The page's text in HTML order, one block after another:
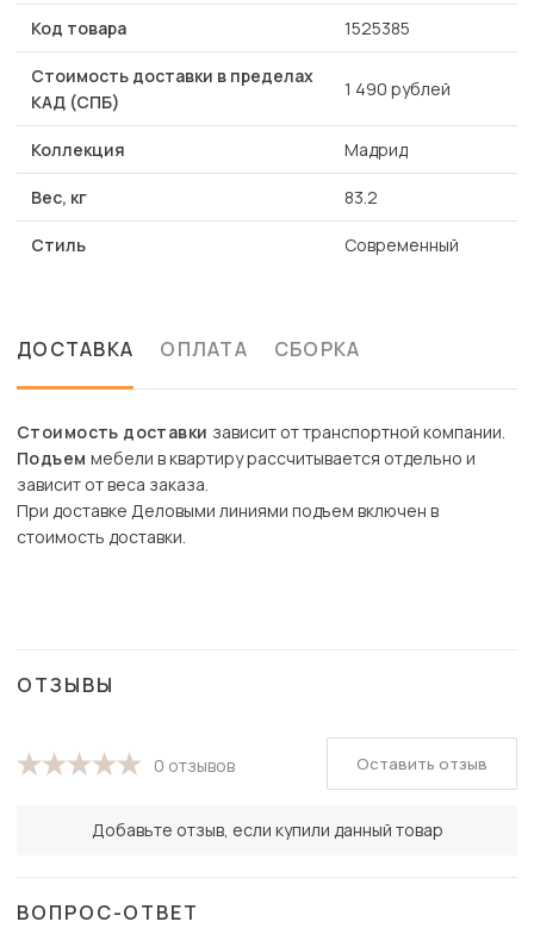
Код товара 1525385
Стоимость доставки в пределах
КАД (СПБ)
1 490 рублей
Коллекция Мадрид
Вес, кг 83.2
Стиль Современный
ДОСТАВКА ОПЛАТА СБОРКА
Стоимость доставки зависит от транспортной компании.
Подъем мебели в квартиру рассчитывается отдельно и
зависит от веса заказа.
При доставке Деловыми линиями подъем включен в
стоимость доставки.
ОТЗЫВЫ
0 отзывов
Добавьте отзыв, если купили данный товар
Оставить отзыв
ВОПРОС-ОТВЕТ